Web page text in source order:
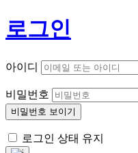
로그인
아이디
비밀번호
비밀번호 보이기
로그인 상태 유지